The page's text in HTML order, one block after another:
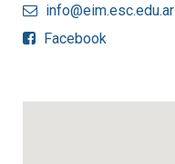
info@eim.esc.edu.ar
Facebook